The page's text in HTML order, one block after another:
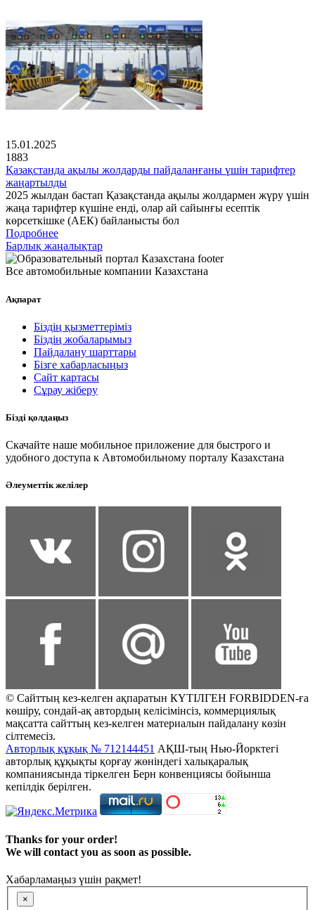
15.01.2025
1883
Қазақстанда ақылы жолдарды пайдаланғаны үшін тарифтер
жаңартылды
2025 жылдан бастап Қазақстанда ақылы жолдармен жүру үшін
жаңа тарифтер күшіне енді, олар ай сайынғы есептік
көрсеткішке (АЕК) байланысты бол
Подробнее
Барлық жаңалықтар
Все автомобильные компании Казахстана
Ақпарат
Біздің қызметтеріміз
Біздің жобаларымыз
Пайдалану шарттары
Бізге хабарласыңыз
Сайт картасы
Сұрау жіберу
Бізді қолдаңыз
Скачайте наше мобильное приложение для быстрого и
удобного доступа к Автомобильному порталу Казахстана
Әлеуметтік желілер
© Сайттың кез-келген ақпаратын КҮТІЛГЕН FORBIDDEN-ға
көшіру, сондай-ақ автордың келісімінсіз, коммерциялық
мақсатта сайттың кез-келген материалын пайдалану көзін
сілтемесіз.
Авторлық құқық № 712144451 АҚШ-тың Нью-Йорктегі
авторлық құқықты қорғау жөніндегі халықаралық
компаниясында тіркелген Берн конвенциясы бойынша
кепілдік берілген.
Thanks for your order!
We will contact you as soon as possible.
Хабарламаңыз үшін рақмет!
×